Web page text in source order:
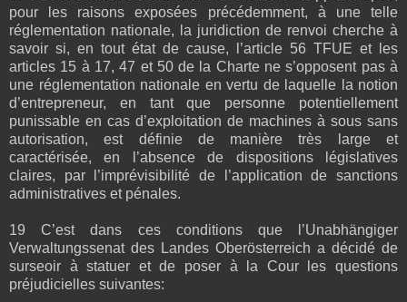
pour les raisons exposées précédemment, à une telle
réglementation nationale, la juridiction de renvoi cherche à
savoir si, en tout état de cause, l’article 56 TFUE et les
articles 15 à 17, 47 et 50 de la Charte ne s’opposent pas à
une réglementation nationale en vertu de laquelle la notion
d’entrepreneur, en tant que personne potentiellement
punissable en cas d’exploitation de machines à sous sans
autorisation, est définie de manière très large et
caractérisée, en l’absence de dispositions législatives
claires, par l’imprévisibilité de l’application de sanctions
administratives et pénales.
19 C’est dans ces conditions que l’Unabhängiger
Verwaltungssenat des Landes Oberösterreich a décidé de
surseoir à statuer et de poser à la Cour les questions
préjudicielles suivantes: